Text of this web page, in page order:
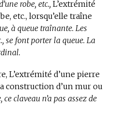
robe, etc., L’extrémité
etc., lorsqu’elle traîne
à queue traînante. Les
se font porter la queue. La
L’extrémité d’une pierre
construction d’un mur ou
ce claveau n’a pas assez de